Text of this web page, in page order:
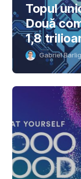
Topul
Două
1,8
Gabriel